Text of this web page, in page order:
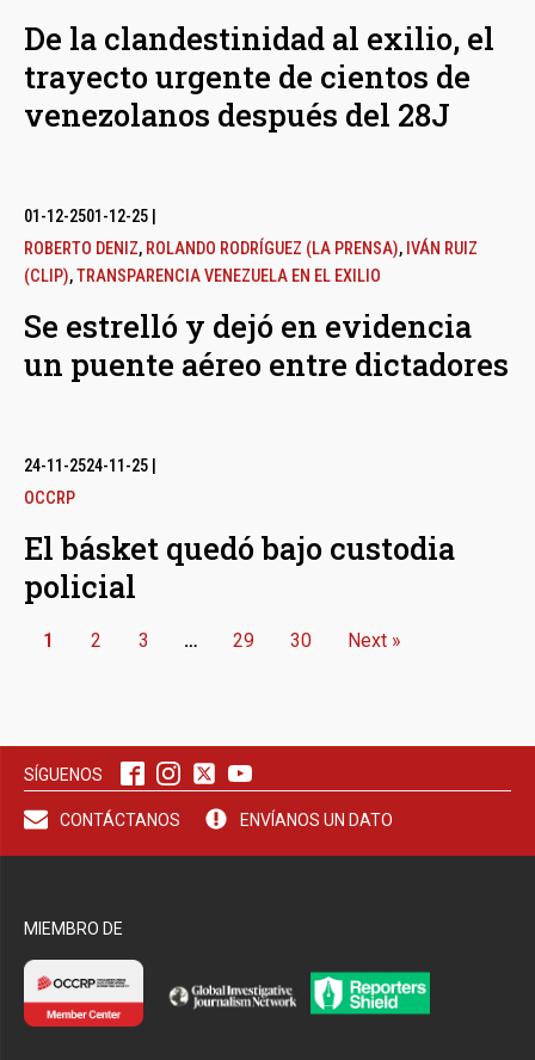
De la clandestinidad al exilio, el
trayecto urgente de cientos de
venezolanos después del 28J
01-12-2501-12-25
ROBERTO DENIZ, ROLANDO RODRÍGUEZ (LA PRENSA), IVÁN RUIZ
(CLIP),TRANSPARENCIA VENEZUELA EN EL EXILIO
Se estrelló y dejó en evidencia
un puente aéreo entre dictadores
24-11-2524-11-25
OCCRP
El básket quedó bajo custodia
policial
1 2 3 … 29 30 Next »
SÍGUENOS
CONTÁCTANOS ENVÍANOS UN DATO
MIEMBRO DE